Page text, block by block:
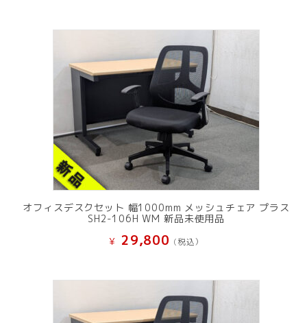
オフィスデスクセット 幅1000mm メッシュチェア プラス
SH2-106H WM 新品未使用品
¥ 29,800 (税込）